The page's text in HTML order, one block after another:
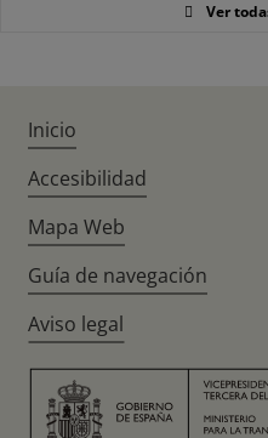
Ver
Inicio
Accesibilidad
Mapa Web
Guía de navegación
Aviso legal